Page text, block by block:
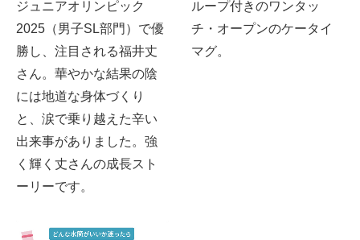
ジュニアオリンピック
2025（男子SL部門）で優
勝し、注目される福井丈
さん。華やかな結果の陰
には地道な身体づくり
と、涙で乗り越えた辛い
出来事がありました。強
く輝く丈さんの成長スト
ーリーです。
ループ付きのワンタッ
チ・オープンのケータイ
マグ。